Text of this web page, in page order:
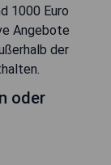
1000 Euro
Angebote
der
oder